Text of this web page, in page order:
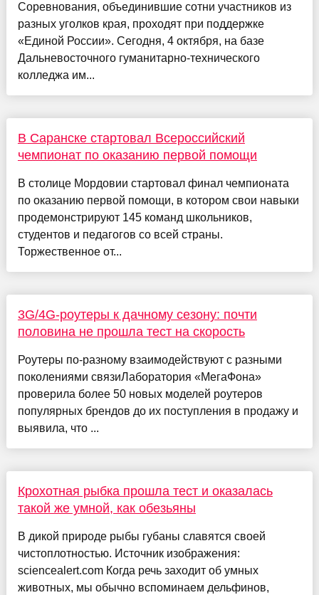
Соревнования, объединившие сотни участников из
разных уголков края, проходят при поддержке
«Единой России». Сегодня, 4 октября, на базе
Дальневосточного гуманитарно-технического
колледжа им...
В Саранске стартовал Всероссийский
чемпионат по оказанию первой помощи
В столице Мордовии стартовал финал чемпионата
по оказанию первой помощи, в котором свои навыки
продемонстрируют 145 команд школьников,
студентов и педагогов со всей страны.
Торжественное от...
3G/4G-роутеры к дачному сезону: почти
половина не прошла тест на скорость
Роутеры по-разному взаимодействуют с разными
поколениями связиЛаборатория «МегаФона»
проверила более 50 новых моделей роутеров
популярных брендов до их поступления в продажу и
выявила, что ...
Крохотная рыбка прошла тест и оказалась
такой же умной, как обезьяны
В дикой природе рыбы губаны славятся своей
чистоплотностью. Источник изображения:
sciencealert.com Когда речь заходит об умных
животных, мы обычно вспоминаем дельфинов,